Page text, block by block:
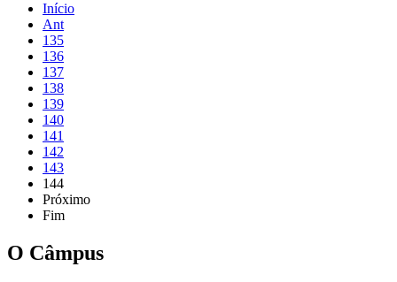
Início
Ant
135
136
137
138
139
140
141
142
143
144
Próximo
Fim
O Câmpus